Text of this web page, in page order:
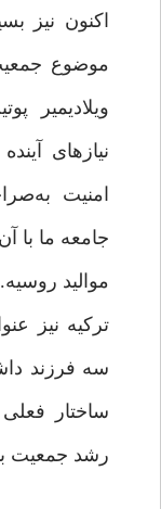
اکنون نیز
موضوع
نیازهای
امنیت
جامعه ما
موالید
ترکیه نیز
سه فرزند
ساختار
رشد جمعیت